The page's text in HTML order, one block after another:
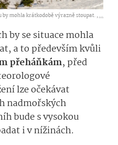
mohla krátkodobě výrazně stoupat. ,...
by se situace mohla
a to především kvůli
přeháňkám, před
lze očekávat
nadmořských
bude s vysokou
i v nížinách.